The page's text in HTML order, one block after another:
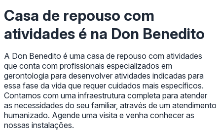
Casa de repouso com
atividades é na Don Benedito
A Don Benedito é uma casa de repouso com atividades
que conta com profissionais especializados em
gerontologia para desenvolver atividades indicadas para
essa fase da vida que requer cuidados mais específicos.
Contamos com uma infraestrutura completa para atender
as necessidades do seu familiar, através de um atendimento
humanizado. Agende uma visita e venha conhecer as
nossas instalações.